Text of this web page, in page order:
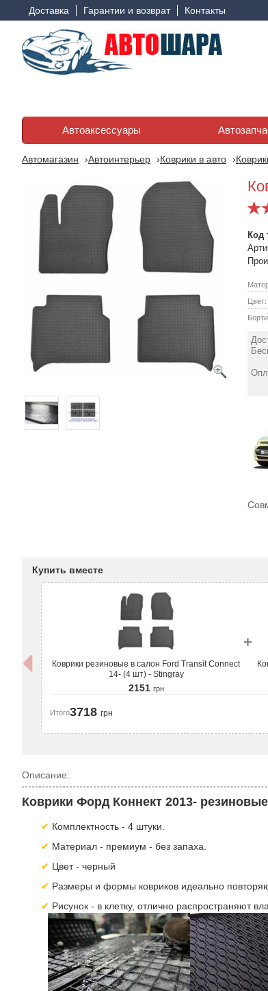
Доставка Гарантии и возврат Контакты
Автоаксессуары
Автомагазин Автоинтерьер Коврики в авто
Код
Цвет:
Купить вместе
Коврики резиновые в салон Ford Transit Connect
14- (4 шт) - Stingray
2151 грн
+
Ковер
Итого3718 грн
Описание:
Коврики Форд Коннект 2013-
Комплектность - 4 штуки.
Материал - премиум - без запаха.
Цвет - черный
Размеры и формы ковриков идеально
Рисунок - в клетку, отлично распространяют